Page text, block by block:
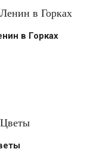
в Горках